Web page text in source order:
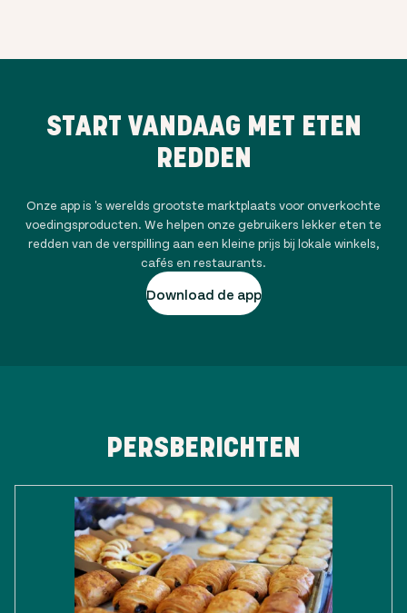
START VANDAAG MET ETEN
REDDEN
Onze app is 's werelds grootste marktplaats voor onverkochte
voedingsproducten. We helpen onze gebruikers lekker eten te
redden van de verspilling aan een kleine prijs bij lokale winkels,
cafés en restaurants.
Download de app
PERSBERICHTEN